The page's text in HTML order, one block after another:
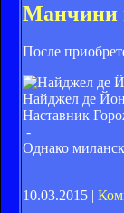
Манчини
После
Найджел де
Наставник
-
Однако
10.03.2015 |